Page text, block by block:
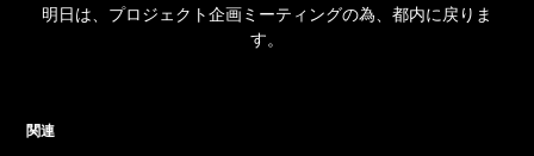
明日は、プロジェクト企画ミーティングの為、都内に戻りま
す。
関連